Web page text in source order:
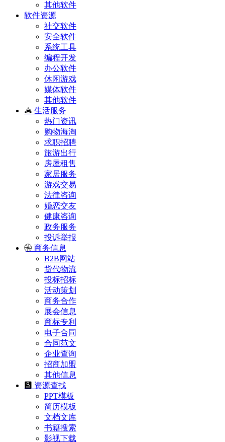
其他软件
软件资源
社交软件
安全软件
系统工具
编程开发
办公软件
休闲游戏
媒体软件
其他软件
生活服务
热门资讯
购物海淘
求职招聘
旅游出行
房屋租售
家居服务
游戏交易
法律咨询
婚恋交友
健康咨询
政务服务
投诉举报
商务信息
B2B网站
货代物流
投标招标
活动策划
商务合作
展会信息
商标专利
电子合同
合同范文
企业查询
招商加盟
其他信息
资源查找
PPT模板
简历模板
文档文库
书籍搜索
影视下载